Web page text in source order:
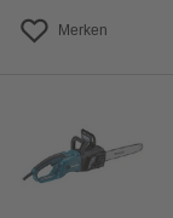
Merken